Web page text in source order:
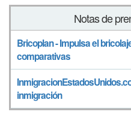
Notas de
Bricoplan - Impulsa el
comparativas
inmigración